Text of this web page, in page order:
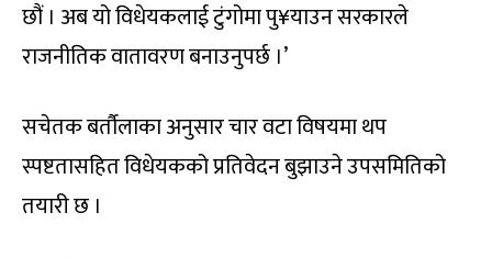
छौं । अब यो विधेयकलाई टुंगोमा पु¥याउन सरकारले
राजनीतिक वातावरण बनाउनुपर्छ ।’
सचेतक बर्तौलाका अनुसार चार वटा विषयमा थप
स्पष्टतासहित विधेयकको प्रतिवेदन बुझाउने उपसमितिको
तयारी छ ।